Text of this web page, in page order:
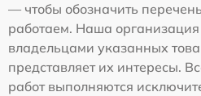
— чтобы обозначить
работаем. Наша
владельцами указанных
представляет их интересы.
работ выполняются